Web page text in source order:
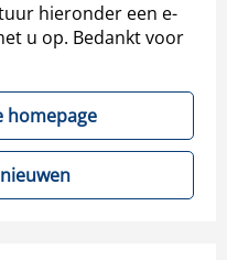
hieronder een e-
u op. Bedankt voor
homepage